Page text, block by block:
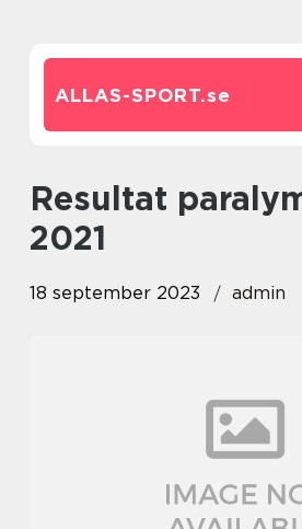
ALLAS-SPORT.se
resultat paralympics
2021
18 september 2023 admin